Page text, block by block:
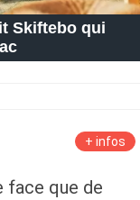
Skiftebo qui
+ infos
face que de